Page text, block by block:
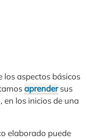
los aspectos básicos
aprendersus
en los inicios de una
elaborado puede